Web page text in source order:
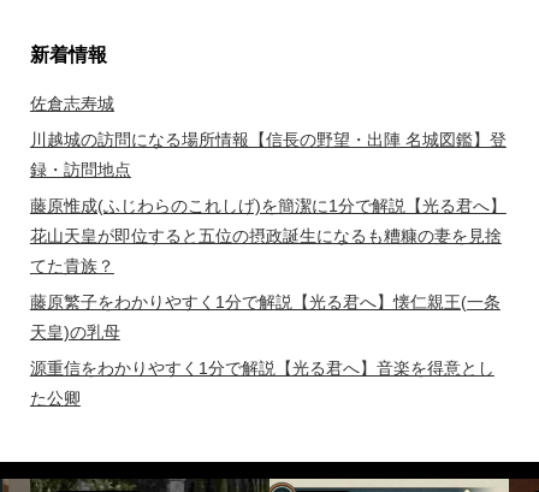
新着情報
佐倉志寿城
川越城の訪問になる場所情報【信長の野望・出陣 名城図鑑】登
録・訪問地点
藤原惟成(ふじわらのこれしげ)を簡潔に1分で解説【光る君へ】
花山天皇が即位すると五位の摂政誕生になるも糟糠の妻を見捨
てた貴族？
藤原繁子をわかりやすく1分で解説【光る君へ】懐仁親王(一条
天皇)の乳母
源重信をわかりやすく1分で解説【光る君へ】音楽を得意とし
た公卿